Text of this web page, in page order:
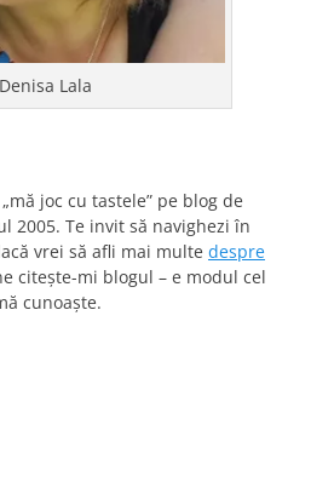
Denisa Lala
joc cu tastele” pe blog de
2005. Te invit să navighezi în
vrei să afli mai multe despre
citește-mi blogul – e modul cel
cunoaște.